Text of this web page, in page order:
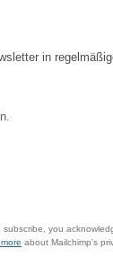
in
subscribe, you
about Mailchimp's